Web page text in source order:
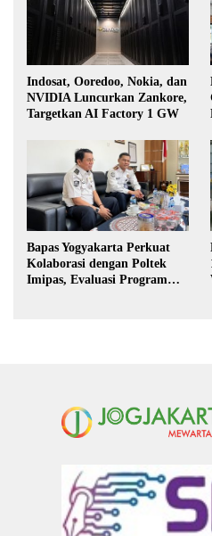
Indosat, Ooredoo, Nokia, dan
NVIDIA Luncurkan Zankore,
Targetkan AI Factory 1 GW
Bapas Yogyakarta Perkuat
Kolaborasi dengan Poltek
Imipas, Evaluasi Program